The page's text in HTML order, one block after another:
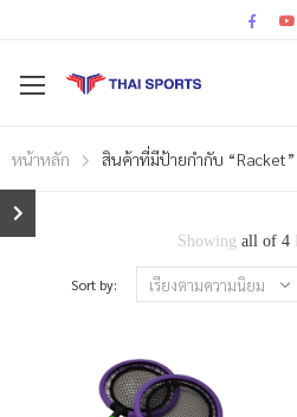
หน้าหลัก สินค้าที่มีป้ายกำกับ “Racket”
Showing all of 4
Sort by: